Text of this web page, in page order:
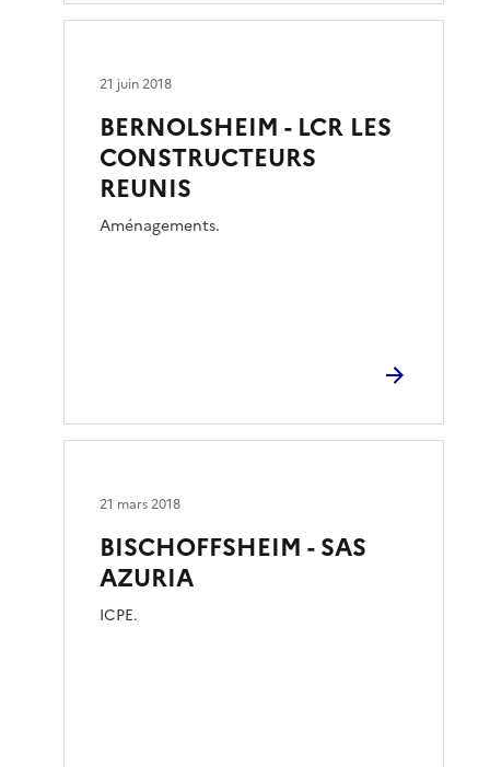
BERNOLSHEIM - LCR LES
CONSTRUCTEURS
REUNIS
Aménagements.
21 juin 2018
BISCHOFFSHEIM - SAS
AZURIA
ICPE.
21 mars 2018